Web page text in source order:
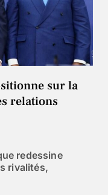
sur la
relations
redessine
rivalités,